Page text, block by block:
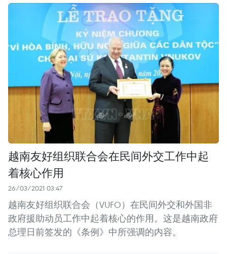
越南友好组织联合会在民间外交工作中起
着核心作用
26/03/2021 03:47
越南友好组织联合会（VUFO）在民间外交和外国非
政府援助动员工作中起着核心的作用。这是越南政府
总理日前签发的《条例》中所强调的内容。